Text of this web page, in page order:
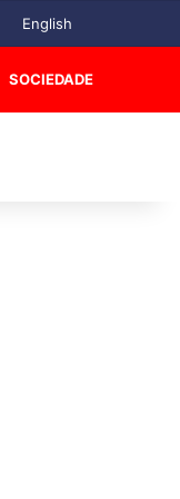
English
SOCIEDADE